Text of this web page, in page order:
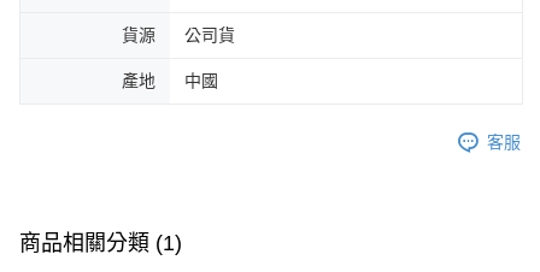
貨源 公司貨
產地 中國
客服
商品相關分類 (1)